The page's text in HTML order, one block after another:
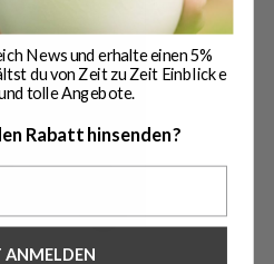
News und erhalte einen 5%
du von Zeit zu Zeit Einblicke
tolle Angebote.
Rabatt hinsenden?
ANMELDEN